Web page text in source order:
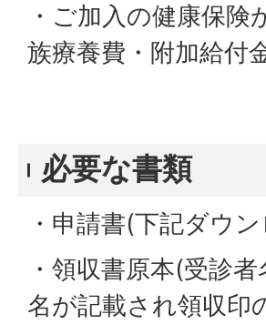
・ご加入の健康保
族療養費・附加給付
必要な書類
・申請書(下記ダウ
・領収書原本(受診
名が記載され領収印